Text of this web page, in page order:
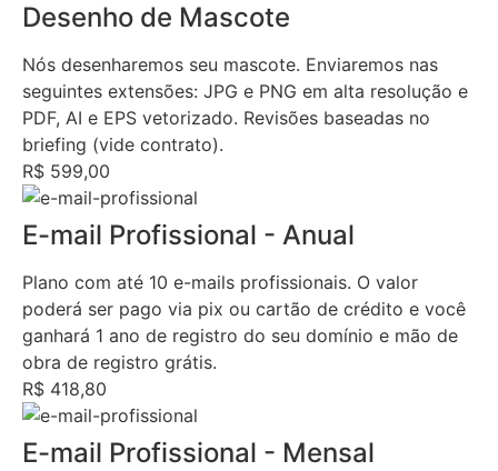
Desenho de Mascote
Nós desenharemos seu mascote. Enviaremos nas
seguintes extensões: JPG e PNG em alta resolução e
PDF, AI e EPS vetorizado. Revisões baseadas no
briefing (vide contrato).
R$ 599,00
E-mail Profissional - Anual
Plano com até 10 e-mails profissionais. O valor
poderá ser pago via pix ou cartão de crédito e você
ganhará 1 ano de registro do seu domínio e mão de
obra de registro grátis.
R$ 418,80
E-mail Profissional - Mensal